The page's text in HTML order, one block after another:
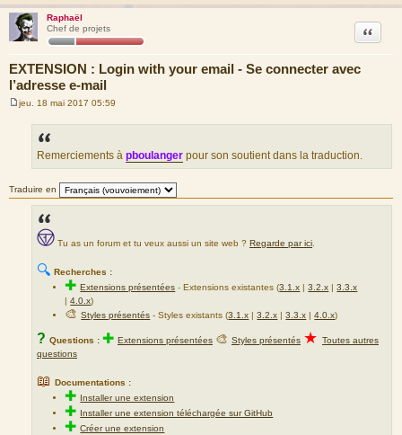
Raphaël
Chef de projets
EXTENSION : Login with your email - Se connecter avec
l’adresse e-mail
Citation
M
jeu. 18 mai 2017 05:59
Remerciements à pboulanger pour son soutient dans la traduction.
Traduire en
Tu as un forum et tu veux aussi un site web ? Regarde par ici.
🔍 Recherches :
✚Extensions présentées - Extensions existantes (3.1.x |3.2.x |3.3.x
|4.0.x)
🎨Styles présentés - Styles existants (3.1.x |3.2.x |3.3.x |4.0.x)
? Questions : ✚ Extensions présentées 🎨 Styles présentés ★ Toutes autres
questions
📖 Documentations :
✚ Installer une extension
✚ Installer une extension téléchargée sur GitHub
✚Créer une extension